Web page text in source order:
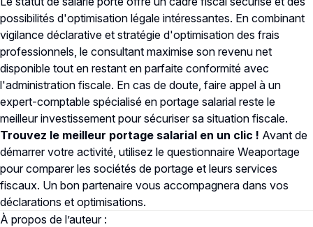
possibilités d'optimisation légale intéressantes. En combinant
vigilance déclarative et stratégie d'optimisation des frais
professionnels, le consultant maximise son revenu net
disponible tout en restant en parfaite conformité avec
l'administration fiscale. En cas de doute, faire appel à un
expert-comptable spécialisé en portage salarial reste le
meilleur investissement pour sécuriser sa situation fiscale.
Trouvez le meilleur portage salarial en un clic ! Avant de
démarrer votre activité, utilisez le questionnaire Weaportage
pour comparer les sociétés de portage et leurs services
fiscaux. Un bon partenaire vous accompagnera dans vos
déclarations et optimisations.
À propos de l’auteur :